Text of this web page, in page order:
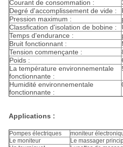
Courant de consommation :
Degré d'accomplissement de vide :
Pression maximum :
Classfication d'isolation de bobine :
Temps d'endurance :
Bruit fonctionnant :
Tension commençante :
Poids :
La température environnementale
fonctionnante :
Humidité environnementale
fonctionnante :
Applications :
Pompes électriques
moniteur
Le moniteur
Le massager